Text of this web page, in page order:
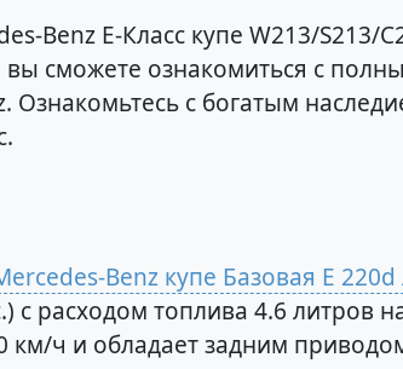
Benz E-Класс купе W213/S213/
вы сможете ознакомиться с
Ознакомьтесь с богатым
Benz купе Базовая E 220d
с расходом топлива 4.6 литров
км/ч и обладает задним